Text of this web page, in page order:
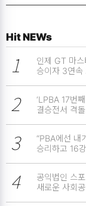
Hit NEWs
1
인제 GT 마
승이자 3연속
2
‘LPBA 17번
결승전서 격돌.
3
“PBA에선 내
승리하고 16강
4
공익법인 스
새로운 사회